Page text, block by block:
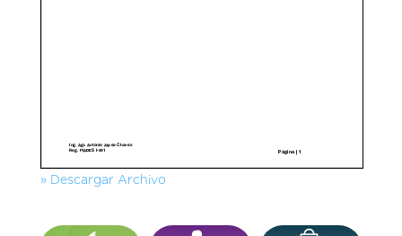
» Descargar Archivo